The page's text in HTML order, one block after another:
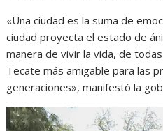
«Una ciudad es la suma de
ciudad proyecta el estado de
manera de vivir la vida, de
Tecate más amigable para las
generaciones», manifestó la